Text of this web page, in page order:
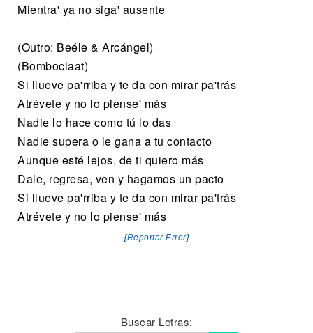
Mientra' ya no siga' ausente
(Outro: Beéle & Arcángel)
(Bomboclaat)
Si llueve pa'rriba y te da con mirar pa'trás
Atrévete y no lo piense' más
Nadie lo hace como tú lo das
Nadie supera o le gana a tu contacto
Aunque esté lejos, de ti quiero más
Dale, regresa, ven y hagamos un pacto
Si llueve pa'rriba y te da con mirar pa'trás
Atrévete y no lo piense' más
[Reportar Error]
Buscar Letras: